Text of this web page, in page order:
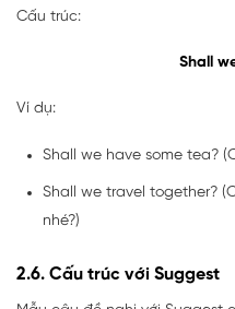
Cấu trúc:
Shall
Ví dụ:
Shall we have some tea?
Shall we travel together?
nhé?)
2.6. Cấu trúc với Suggest